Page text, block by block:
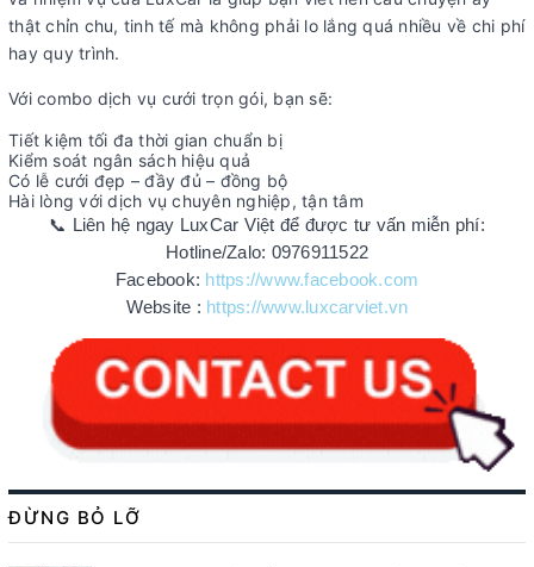
thật chỉn chu, tinh tế mà không phải lo lắng quá nhiều về chi phí
hay quy trình.
Với combo dịch vụ cưới trọn gói, bạn sẽ:
Tiết kiệm tối đa thời gian chuẩn bị
Kiểm soát ngân sách hiệu quả
Có lễ cưới đẹp – đầy đủ – đồng bộ
Hài lòng với dịch vụ chuyên nghiệp, tận tâm
📞
Liên hệ ngay LuxCar Việt để được tư vấn miễn phí:
Hotline/Zalo: 0976911522
Facebook: https://www.facebook.com
Website : https://www.luxcarviet.vn
ĐỪNG BỎ LỠ